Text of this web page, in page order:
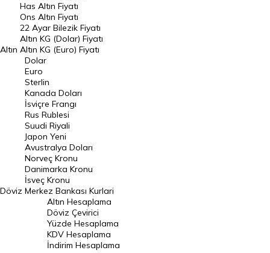
Döviz Kuru
Dolar Kuru
Euro Kuru
Pound Kuru
Frank Kuru
Riyal Kuru
Avustralya Doları
Danimarka Kronu Kuru
Kanada Doları Kuru
Norveç Kronu Kuru
İsveç Kronu Kuru
Japon Yeni Kuru
Serbest Piyasa Döviz Kurları
Altın
Has Altın Fiyatı
Ons Altın Fiyatı
22 Ayar Bilezik Fiyatı
Altın KG (Dolar) Fiyatı
Altın KG (Euro) Fiyatı
Döviz
Dolar
Euro
Sterlin
Kanada Doları
İsviçre Frangı
Rus Rublesi
Suudi Riyali
Japon Yeni
Avustralya Doları
Norveç Kronu
Danimarka Kronu
İsveç Kronu
Merkez Bankası Kurlari
Altın Hesaplama
Döviz Çevirici
Yüzde Hesaplama
KDV Hesaplama
İndirim Hesaplama